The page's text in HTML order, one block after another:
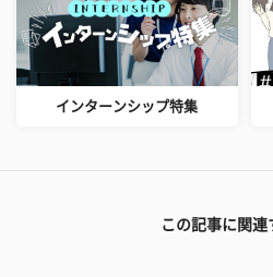
インターンシップ特集
この記事に関連